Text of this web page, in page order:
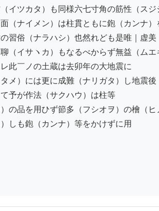
イツカタ）も同様六七寸角の筋性（スジ
（ナイメン）は柱貫ともに鉋（カンナ）
習俗（ナラハシ）也然れども是唯｜虚美
（イサヽカ）もなるべからず無益（ムエ
此￣ノの土蔵は去卯年の大地震に
メ）には更に成難（ナリガタ）し地震後
予が作法（サクハウ）は柱等
の品を用ひず節多（フシオヲ）の檜（
しも鉋（カンナ）等をかけずに用